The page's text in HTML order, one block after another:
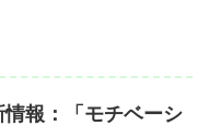
報：「モチベーシ